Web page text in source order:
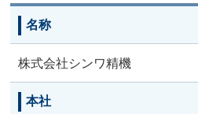
名称
株式会社シンワ精機
本社